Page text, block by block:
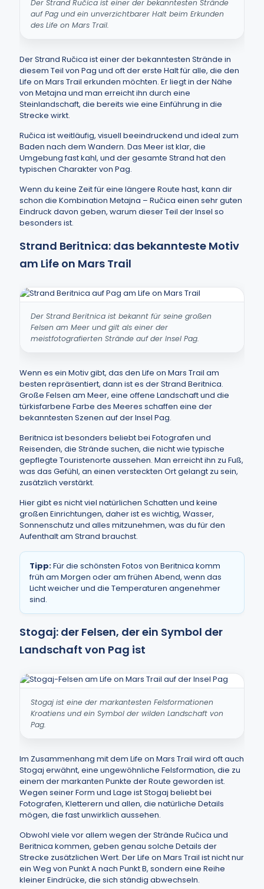
Der Strand Ručica ist einer der bekanntesten Strände
auf Pag und ein unverzichtbarer Halt beim Erkunden
des Life on Mars Trail.
Der Strand Ručica ist einer der bekanntesten Strände in
diesem Teil von Pag und oft der erste Halt für alle, die den
Life on Mars Trail erkunden möchten. Er liegt in der Nähe
von Metajna und man erreicht ihn durch eine
Steinlandschaft, die bereits wie eine Einführung in die
Strecke wirkt.
Ručica ist weitläufig, visuell beeindruckend und ideal zum
Baden nach dem Wandern. Das Meer ist klar, die
Umgebung fast kahl, und der gesamte Strand hat den
typischen Charakter von Pag.
Wenn du keine Zeit für eine längere Route hast, kann dir
schon die Kombination Metajna – Ručica einen sehr guten
Eindruck davon geben, warum dieser Teil der Insel so
besonders ist.
Strand Beritnica: das bekannteste Motiv
am Life on Mars Trail
Der Strand Beritnica ist bekannt für seine großen
Felsen am Meer und gilt als einer der
meistfotografierten Strände auf der Insel Pag.
Wenn es ein Motiv gibt, das den Life on Mars Trail am
besten repräsentiert, dann ist es der Strand Beritnica.
Große Felsen am Meer, eine offene Landschaft und die
türkisfarbene Farbe des Meeres schaffen eine der
bekanntesten Szenen auf der Insel Pag.
Beritnica ist besonders beliebt bei Fotografen und
Reisenden, die Strände suchen, die nicht wie typische
gepflegte Touristenorte aussehen. Man erreicht ihn zu Fuß,
was das Gefühl, an einen versteckten Ort gelangt zu sein,
zusätzlich verstärkt.
Hier gibt es nicht viel natürlichen Schatten und keine
großen Einrichtungen, daher ist es wichtig, Wasser,
Sonnenschutz und alles mitzunehmen, was du für den
Aufenthalt am Strand brauchst.
Tipp:Für die schönsten Fotos von Beritnica komm
früh am Morgen oder am frühen Abend, wenn das
Licht weicher und die Temperaturen angenehmer
sind.
Stogaj: der Felsen, der ein Symbol der
Landschaft von Pag ist
Stogaj ist eine der markantesten Felsformationen
Kroatiens und ein Symbol der wilden Landschaft von
Pag.
Im Zusammenhang mit dem Life on Mars Trail wird oft auch
Stogaj erwähnt, eine ungewöhnliche Felsformation, die zu
einem der markanten Punkte der Route geworden ist.
Wegen seiner Form und Lage ist Stogaj beliebt bei
Fotografen, Kletterern und allen, die natürliche Details
mögen, die fast unwirklich aussehen.
Obwohl viele vor allem wegen der Strände Ručica und
Beritnica kommen, geben genau solche Details der
Strecke zusätzlichen Wert. Der Life on Mars Trail ist nicht nur
ein Weg von Punkt A nach Punkt B, sondern eine Reihe
kleiner Eindrücke, die sich ständig abwechseln.